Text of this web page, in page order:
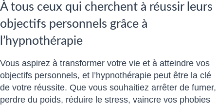
À tous ceux qui cherchent à réussir leurs
objectifs personnels grâce à
l’hypnothérapie
Vous aspirez à transformer votre vie et à atteindre vos
objectifs personnels, et l’hypnothérapie peut être la clé
de votre réussite. Que vous souhaitiez arrêter de fumer,
perdre du poids, réduire le stress, vaincre vos phobies